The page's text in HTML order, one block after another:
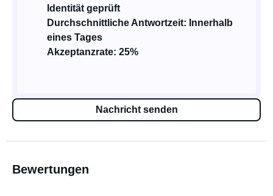
Identität geprüft
Durchschnittliche Antwortzeit: Innerhalb
eines Tages
Akzeptanzrate: 25%
Nachricht senden
Bewertungen